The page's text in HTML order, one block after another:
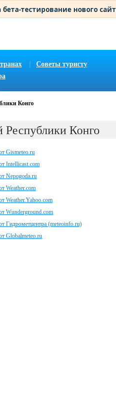
тестирование нового
Советы туристу
Конго
Республики Конго
Gismeteo.ru
Intellicast.com
Nepogoda.ru
Weather.com
Weather.Yahoo.com
Wunderground.com
Гидрометцентра (meteoinfo.ru)
Globalmeteo.ru